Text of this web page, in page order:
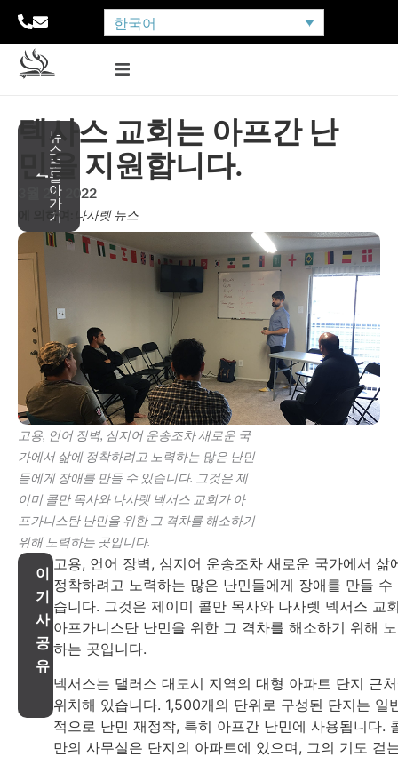
한국어
뉴
스
로
돌
아
가
기
텍사스 교회는 아프간 난
민을 지원합니다.
3월 24, 2022
에 의하여: 나사렛 뉴스
고용, 언어 장벽, 심지어 운송조차 새로운 국
가에서 삶에 정착하려고 노력하는 많은 난민
들에게 장애를 만들 수 있습니다. 그것은 제
이미 콜만 목사와 나사렛 넥서스 교회가 아
프가니스탄 난민을 위한 그 격차를 해소하기
위해 노력하는 곳입니다.
이
기
사
공
유
고용, 언어 장벽, 심지어 운송조차 새로운 국가에서 삶
정착하려고 노력하는 많은 난민들에게 장애를 만들 수
습니다. 그것은 제이미 콜만 목사와 나사렛 넥서스 교
아프가니스탄 난민을 위한 그 격차를 해소하기 위해
하는 곳입니다.
넥서스는 댈러스 대도시 지역의 대형 아파트 단지 근
위치해 있습니다. 1,500개의 단위로 구성된 단지는 일
적으로 난민 재정착, 특히 아프간 난민에 사용됩니다.
만의 사무실은 단지의 아파트에 있으며, 그의 기도 걷